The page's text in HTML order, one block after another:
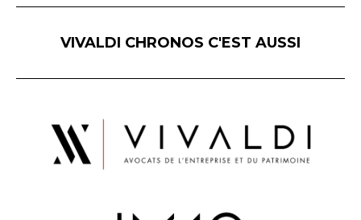
VIVALDI CHRONOS C'EST AUSSI